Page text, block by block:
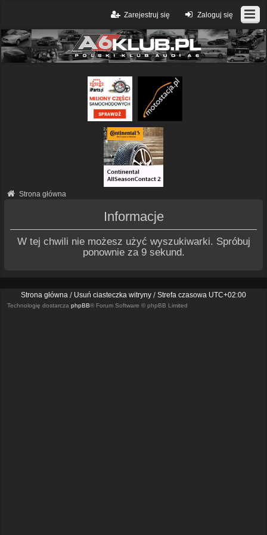
Zaloguj się
Zarejestruj się
Strona główna
Informacje
W tej chwili nie możesz użyć wyszukiwarki. Spróbuj
ponownie za 9 sekund.
Strona główna Usuń ciasteczka witryny Strefa czasowa UTC+02:00
Technologię dostarcza phpBB® Forum Software © phpBB Limited